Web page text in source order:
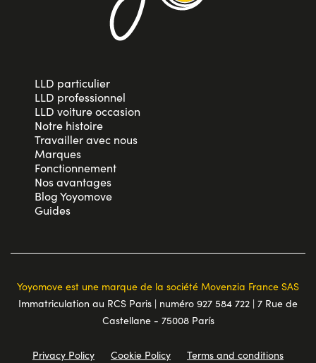
LLD particulier
LLD professionnel
LLD voiture occasion
Notre histoire
Travailler avec nous
Marques
Fonctionnement
Nos avantages
Blog Yoyomove
Guides
Yoyomove est une marque de la société Movenzia France SAS
Immatriculation au RCS Paris | numéro 927 584 722 | 7 Rue de
Castellane - 75008 París
Privacy Policy Cookie Policy Terms and conditions